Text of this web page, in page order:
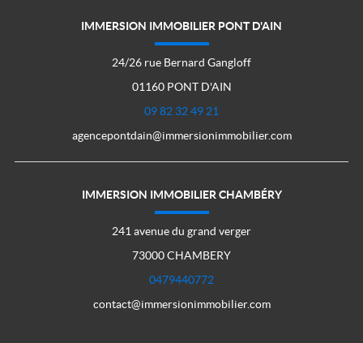
IMMERSION IMMOBILIER PONT D'AIN
24/26 rue Bernard Gangloff
01160 PONT D'AIN
09 82 32 49 21
agencepontdain@immersionimmobilier.com
IMMERSION IMMOBILIER CHAMBÉRY
241 avenue du grand verger
73000 CHAMBERY
0479440772
contact@immersionimmobilier.com